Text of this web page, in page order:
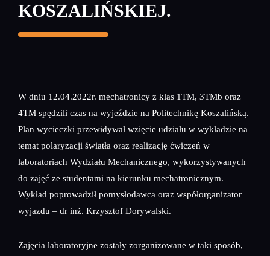
KOSZALIŃSKIEJ.
W dniu 12.04.2022r. mechatronicy z klas 1TM, 3TMb oraz
4TM spędzili czas na wyjeździe na Politechnikę Koszalińską.
Plan wycieczki przewidywał wzięcie udziału w wykładzie na
temat polaryzacji światła oraz realizację ćwiczeń w
laboratoriach Wydziału Mechanicznego, wykorzystywanych
do zajęć ze studentami na kierunku mechatronicznym.
Wykład poprowadził pomysłodawca oraz współorganizator
wyjazdu – dr inż. Krzysztof Dorywalski.
Zajęcia laboratoryjne zostały zorganizowane w taki sposób,